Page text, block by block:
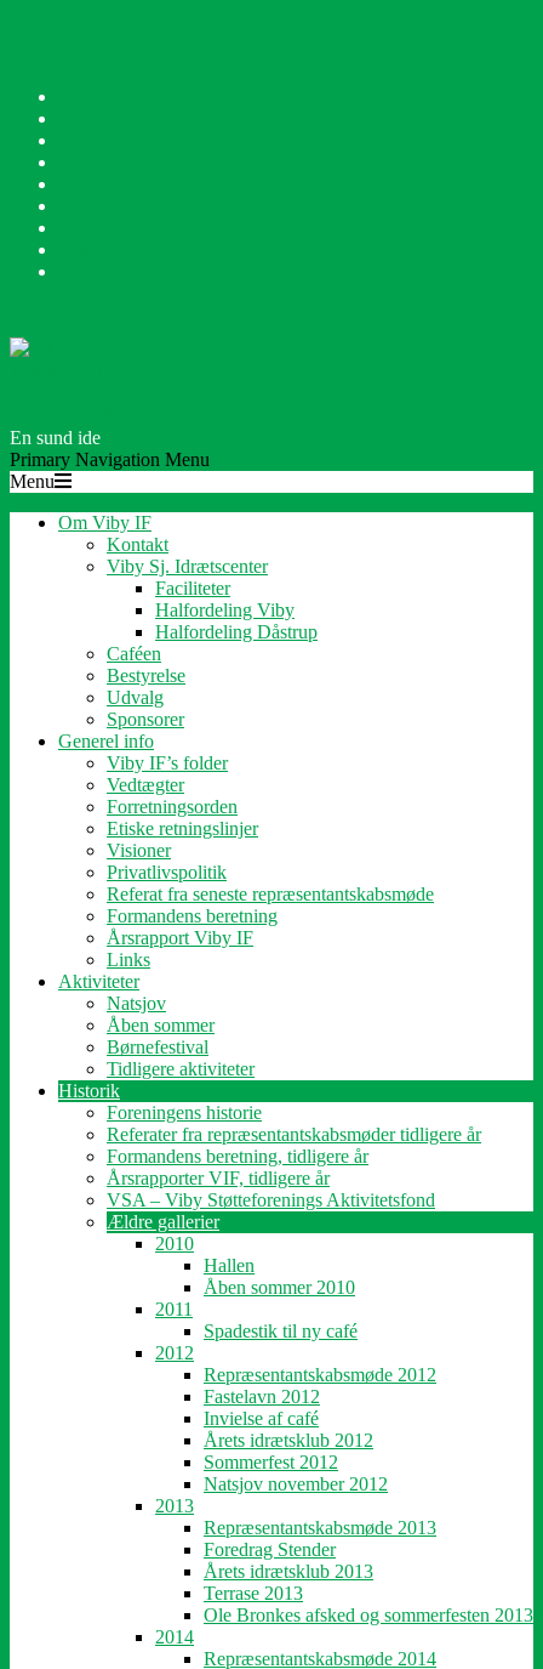
En sund ide
Primary Navigation Menu
Menu
Om Viby IF
Kontakt
Viby Sj. Idrætscenter
Faciliteter
Halfordeling Viby
Halfordeling Dåstrup
Caféen
Bestyrelse
Udvalg
Sponsorer
Generel info
Viby IF’s folder
Vedtægter
Forretningsorden
Etiske retningslinjer
Visioner
Privatlivspolitik
Referat fra seneste repræsentantskabsmøde
Formandens beretning
Årsrapport Viby IF
Links
Aktiviteter
Natsjov
Åben sommer
Børnefestival
Tidligere aktiviteter
Historik
Foreningens historie
Referater fra repræsentantskabsmøder tidligere år
Formandens beretning, tidligere år
Årsrapporter VIF, tidligere år
VSA – Viby Støtteforenings Aktivitetsfond
Ældre gallerier
2010
Hallen
Åben sommer 2010
2011
Spadestik til ny café
2012
Repræsentantskabsmøde 2012
Fastelavn 2012
Invielse af café
Årets idrætsklub 2012
Sommerfest 2012
Natsjov november 2012
2013
Repræsentantskabsmøde 2013
Foredrag Stender
Årets idrætsklub 2013
Terrase 2013
Ole Bronkes afsked og sommerfesten 2013
2014
Repræsentantskabsmøde 2014